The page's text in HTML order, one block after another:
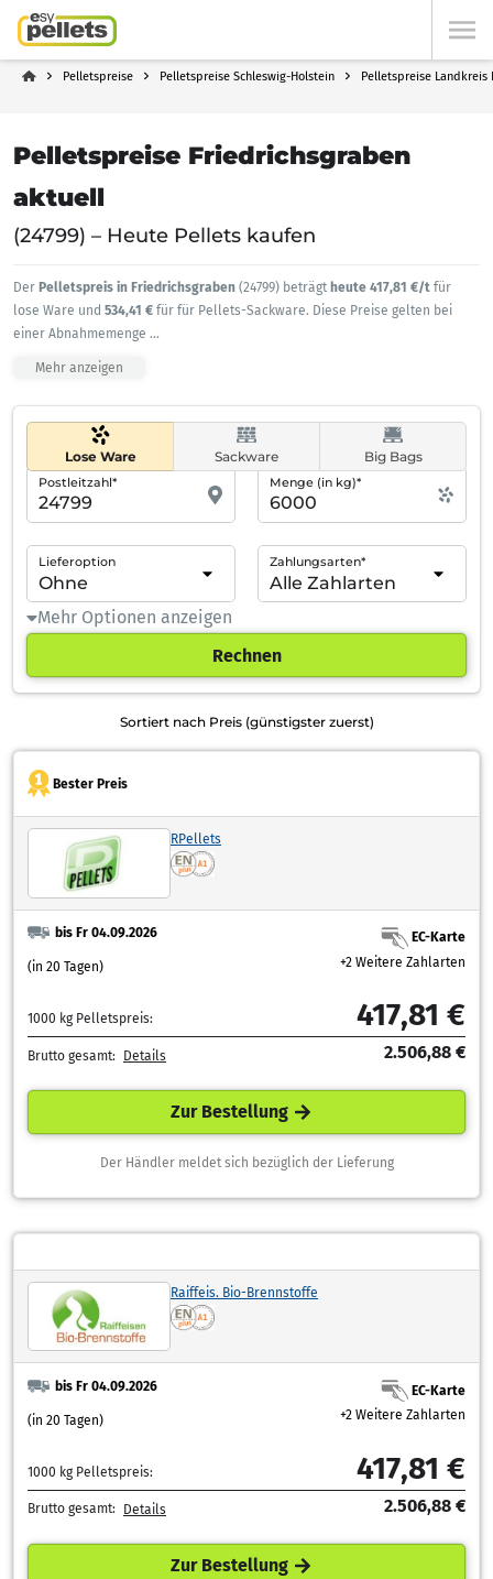
Pelletspreise Pelletspreise Schleswig-Holstein Pelletspreise Landkreis
Pelletspreise Friedrichsgraben
aktuell
(24799) – Heute Pellets kaufen
Der Pelletspreis in Friedrichsgraben (24799) beträgt heute 417,81 €/t für
lose Ware und 534,41 € für für Pellets-Sackware. Diese Preise gelten bei
einer Abnahmemenge ...
Mehr anzeigen
Lose Ware Sackware Big Bags
Postleitzahl* Menge (in kg)*
Lieferoption Zahlungsarten*
Mehr Optionen anzeigen
Rechnen
Sortiert nach Preis (günstigster zuerst)
Bester Preis
RPellets
bis Fr 04.09.2026
(in 20 Tagen)
EC-Karte
+2 Weitere Zahlarten
1000 kg Pelletspreis: 417,81 €
Brutto gesamt: Details 2.506,88 €
Zur Bestellung
Der Händler meldet sich bezüglich der Lieferung
Raiffeis. Bio-Brennstoffe
bis Fr 04.09.2026
(in 20 Tagen)
EC-Karte
+2 Weitere Zahlarten
1000 kg Pelletspreis: 417,81 €
Brutto gesamt: Details 2.506,88 €
Zur Bestellung